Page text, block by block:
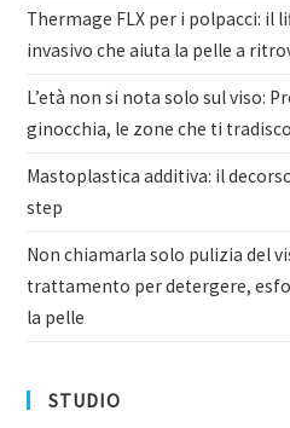
Thermage FLX per i polpacci: il
invasivo che aiuta la pelle a
L’età non si nota solo sul viso:
ginocchia, le zone che ti
Mastoplastica additiva: il
step
Non chiamarla solo pulizia del
trattamento per detergere,
la pelle
STUDIO